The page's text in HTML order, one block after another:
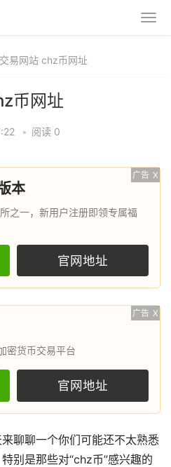
易网站 chz币网址
币网址
• 阅读 0
广告 X
本
之一，新用户注册即领专属福
官网地址
广告 X
密货币交易平台
官网地址
聊聊一个你们可能还不太熟悉
特别是那些对“chz币”感兴趣的